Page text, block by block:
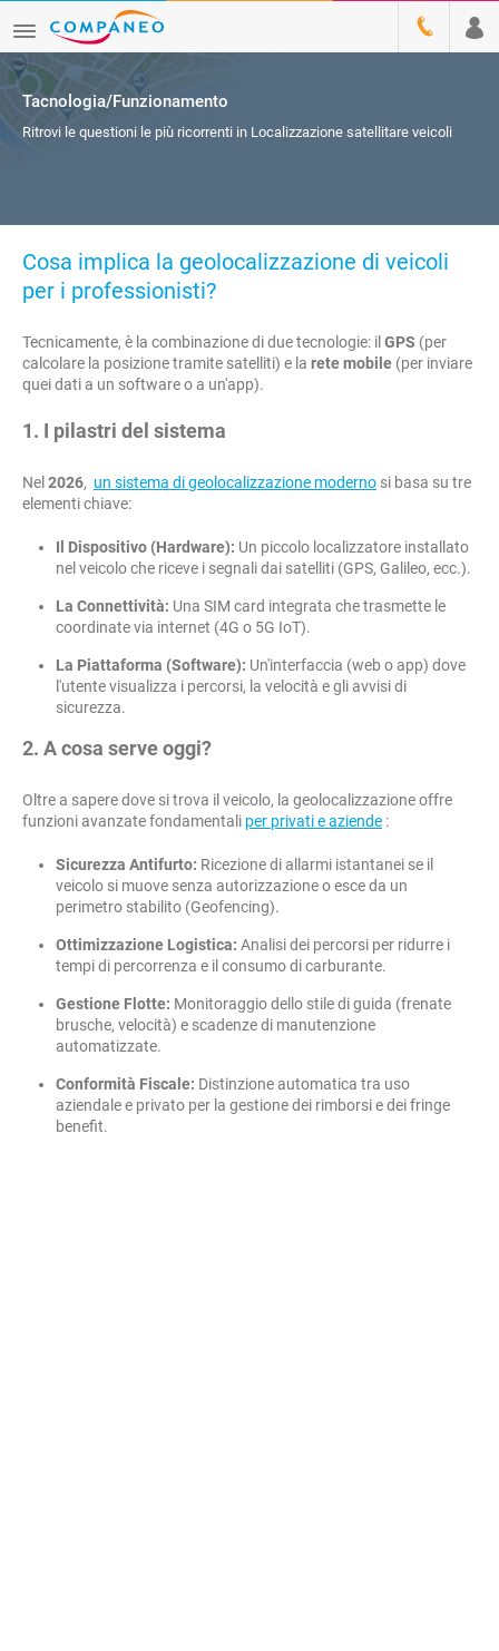
Tacnologia/Funzionamento
Ritrovi le questioni le più ricorrenti in Localizzazione satellitare veicoli
Cosa implica la geolocalizzazione di veicoli
per i professionisti?
Tecnicamente, è la combinazione di due tecnologie: il GPS (per
calcolare la posizione tramite satelliti) e la rete mobile (per inviare
quei dati a un software o a un'app).
1. I pilastri del sistema
Nel 2026, un sistema di geolocalizzazione moderno si basa su tre
elementi chiave:
Il Dispositivo (Hardware): Un piccolo localizzatore installato
nel veicolo che riceve i segnali dai satelliti (GPS, Galileo, ecc.).
La Connettività: Una SIM card integrata che trasmette le
coordinate via internet (4G o 5G IoT).
La Piattaforma (Software): Un'interfaccia (web o app) dove
l'utente visualizza i percorsi, la velocità e gli avvisi di
sicurezza.
2. A cosa serve oggi?
Oltre a sapere dove si trova il veicolo, la geolocalizzazione offre
funzioni avanzate fondamentali per privati e aziende :
Sicurezza Antifurto: Ricezione di allarmi istantanei se il
veicolo si muove senza autorizzazione o esce da un
perimetro stabilito (Geofencing).
Ottimizzazione Logistica: Analisi dei percorsi per ridurre i
tempi di percorrenza e il consumo di carburante.
Gestione Flotte: Monitoraggio dello stile di guida (frenate
brusche, velocità) e scadenze di manutenzione
automatizzate.
Conformità Fiscale: Distinzione automatica tra uso
aziendale e privato per la gestione dei rimborsi e dei fringe
benefit.